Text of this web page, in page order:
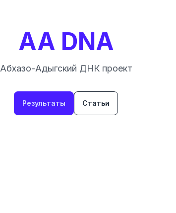
AA DNA
Абхазо-Адыгский ДНК проект
Результаты Статьи